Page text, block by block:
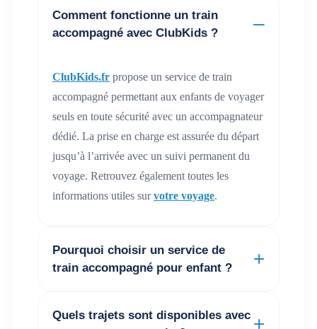
Comment fonctionne un train
accompagné avec ClubKids ?
ClubKids.frpropose un service de train
accompagné permettant aux enfants de voyager
seuls en toute sécurité avec un accompagnateur
dédié. La prise en charge est assurée du départ
jusqu’à l’arrivée avec un suivi permanent du
voyage. Retrouvez également toutes les
informations utiles survotre voyage.
Pourquoi choisir un service de
train accompagné pour enfant ?
ClubKids.frpropose un accompagnement
Quels trajets sont disponibles avec